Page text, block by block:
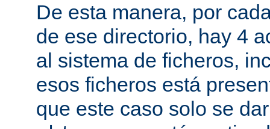
De esta manera, por
de ese directorio, hay 4
al sistema de ficheros,
esos ficheros está
que este caso solo se